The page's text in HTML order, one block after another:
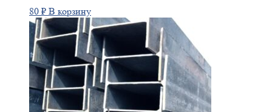
80 ₽ В корзину